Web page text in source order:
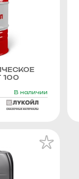
100
В наличии